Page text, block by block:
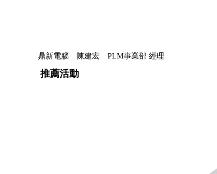
鼎新電腦 陳建宏 PLM事業部 經理
推薦活動